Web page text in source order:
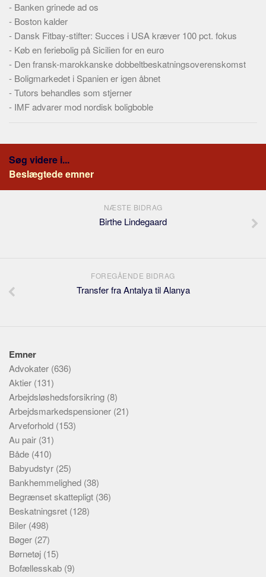
- Banken grinede ad os
- Boston kalder
- Dansk Fitbay-stifter: Succes i USA kræver 100 pct. fokus
- Køb en feriebolig på Sicilien for en euro
- Den fransk-marokkanske dobbeltbeskatningsoverenskomst
- Boligmarkedet i Spanien er igen åbnet
-Tutors behandles som stjerner
- IMF advarer mod nordisk boligboble
Søg videre i...
Beslægtede emner
NÆSTE BIDRAG
Birthe Lindegaard
FOREGÅENDE BIDRAG
Transfer fra Antalya til Alanya
Emner
Advokater (636)
Aktier (131)
Arbejdsløshedsforsikring (8)
Arbejdsmarkedspensioner (21)
Arveforhold (153)
Au pair (31)
Både (410)
Babyudstyr (25)
Bankhemmelighed (38)
Begrænset skattepligt (36)
Beskatningsret (128)
Biler (498)
Bøger (27)
Børnetøj (15)
Bofællesskab (9)